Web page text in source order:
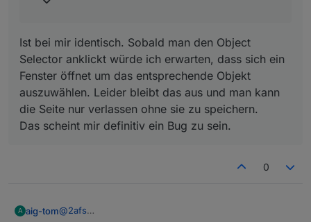
Ist bei mir identisch. Sobald man den Object
Selector anklickt würde ich erwarten, dass sich ein
Fenster öffnet um das entsprechende Objekt
auszuwählen. Leider bleibt das aus und man kann
die Seite nur verlassen ohne sie zu speichern.
Das scheint mir definitiv ein Bug zu sein.
0
A aig-tom@2afs